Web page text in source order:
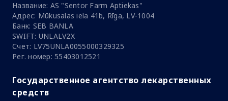
Название: AS "Sentor Farm Aptiekas"
Адрес: Mūkusalas iela 41b, Rīga, LV-1004
Банк: SEB BANLA
SWIFT: UNLALV2X
Счет: LV75UNLA0055000329325
Рег. номер: 55403012521
Государственное агентство лекарственных
средств